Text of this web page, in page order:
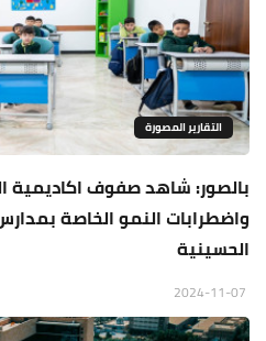
التقارير المصورة
بالصور: شاهد صفوف اكاديمية
واضطرابات النمو الخاصة
الحسينية